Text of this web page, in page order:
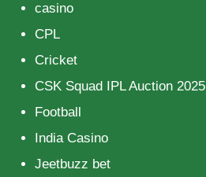
casino
CPL
Cricket
CSK Squad IPL Auction 2025
Football
India Casino
Jeetbuzz bet